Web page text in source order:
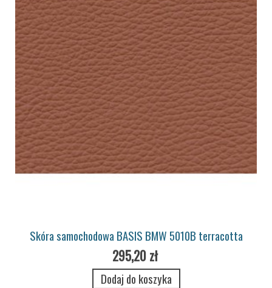
Skóra samochodowa BASIS BMW 5010B terracotta
295,20 zł
Dodaj do koszyka